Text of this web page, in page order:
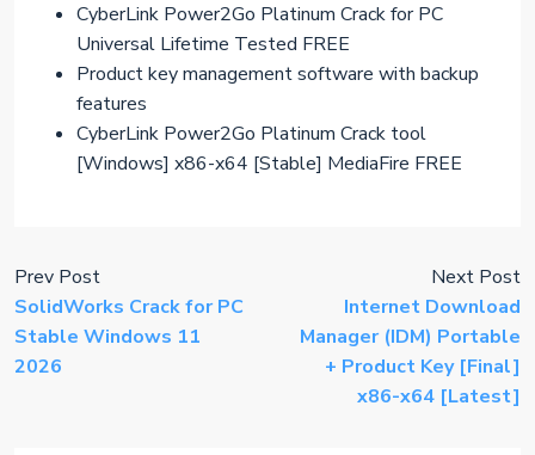
CyberLink Power2Go Platinum Crack for PC
Universal Lifetime Tested FREE
Product key management software with backup
features
CyberLink Power2Go Platinum Crack tool
[Windows] x86-x64 [Stable] MediaFire FREE
Prev Post
SolidWorks Crack for PC
Stable Windows 11
2026
Next Post
Internet Download
Manager (IDM) Portable
+ Product Key [Final]
x86-x64 [Latest]